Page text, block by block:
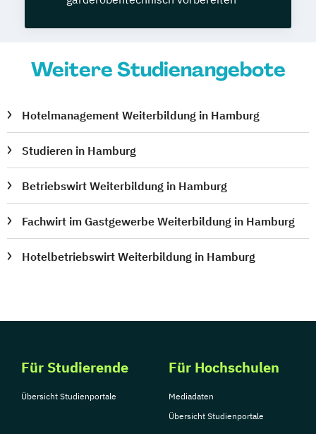
Weitere Studienangebote
Hotelmanagement Weiterbildung in Hamburg
Studieren in Hamburg
Betriebswirt Weiterbildung in Hamburg
Fachwirt im Gastgewerbe Weiterbildung in Hamburg
Hotelbetriebswirt Weiterbildung in Hamburg
Für Studierende
Übersicht Studienportale
Für Hochschulen
Mediadaten
Übersicht Studienportale